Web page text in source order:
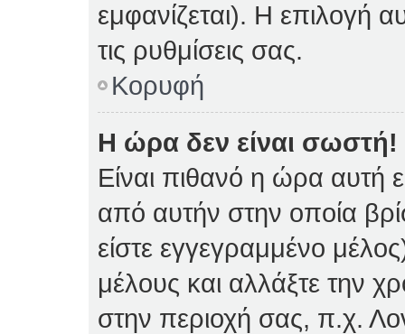
εμφανίζεται). Η επιλογή
τις ρυθμίσεις σας.
Κορυφή
Η ώρα δεν είναι σωστή!
Είναι πιθανό η ώρα αυτή
από αυτήν στην οποία
είστε εγγεγραμμένο
μέλους και αλλάξτε την
στην περιοχή σας, π.χ.